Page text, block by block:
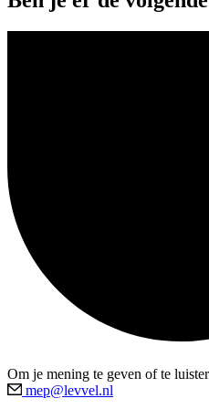
Om je mening te geven of te
mep@levvel.nl